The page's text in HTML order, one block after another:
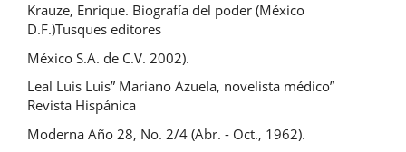
Krauze, Enrique. Biografía del poder (México
D.F.)Tusques editores
México S.A. de C.V. 2002).
Leal Luis Luis” Mariano Azuela, novelista médico”
Revista Hispánica
Moderna Año 28, No. 2/4 (Abr. - Oct., 1962).